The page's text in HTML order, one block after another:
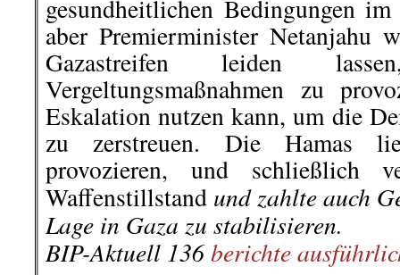
Unternehmern verantwortlich.
Kriminogenen
Unternehmersumpf
Straffreiheit und
Scheißegal!“) Ende der
zu Gunsten der
durch systematische
Ausstattung.
Weg mit
Bruchbuden!Dezentraler